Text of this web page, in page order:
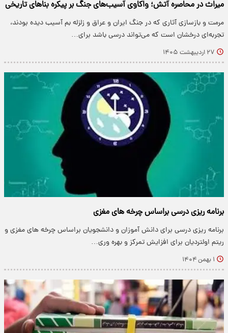
میراث در محاصره آتش؛ واکاوی آسیب‌های جنگ بر پیکره بناهای تاریخی
مرمت و بازسازی آثاری که در جنگ ایران و عراق و زلزله بم آسیب دیده بودند،
تجربه‌ای درخشان است که می‌تواند درسی باشد برای…
۲۷ اردیبهشت ۱۴۰۵
برنامه ریزی درسی براساس چرخه های مغزی
برنامه ریزی درسی برای دانش آموزان و دانشجویان براساس چرخه های مغزی و
ریتم اولتردیان برای افزایش تمرکز و بهره وری…
۱ بهمن ۱۴۰۴